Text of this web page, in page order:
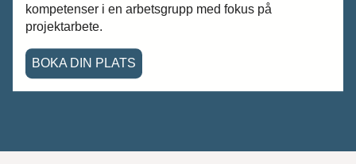
kompetenser i en arbetsgrupp med fokus på
projektarbete.
BOKA DIN PLATS